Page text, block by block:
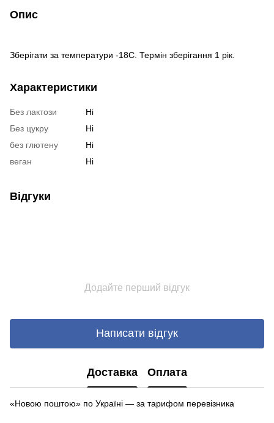
Опис
Зберігати за температури -18С. Термін зберігання 1 рік.
Характеристики
Без лактози
Ні
Без цукру
Ні
без глютену
Ні
веган
Ні
Відгуки
Додайте перший відгук
Написати відгук
Доставка Оплата
«Новою поштою» по Україні — за тарифом перевізника